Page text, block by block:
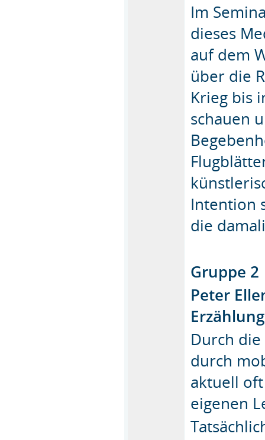
Im
dieses
auf dem
über die
Krieg bis
schauen
Intention
die
Gruppe 2
Peter
Erzählung
Durch
durch
aktuell
eigenen